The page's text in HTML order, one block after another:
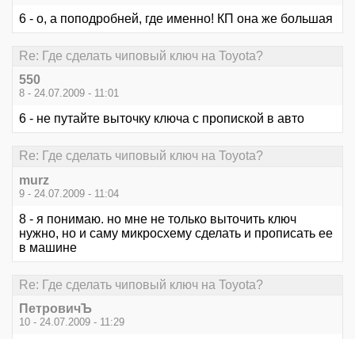
6 - о, а поподробней, где именно! КП она же большая
Re: Где сделать чиповый ключ на Toyota?
550
8 - 24.07.2009 - 11:01
6 - не путайте выточку ключа с пропиской в авто
Re: Где сделать чиповый ключ на Toyota?
murz
9 - 24.07.2009 - 11:04
8 - я понимаю. но мне не только выточить ключ
нужно, но и саму микросхему сделать и прописать ее
в машине
Re: Где сделать чиповый ключ на Toyota?
ПетровичЪ
10 - 24.07.2009 - 11:29